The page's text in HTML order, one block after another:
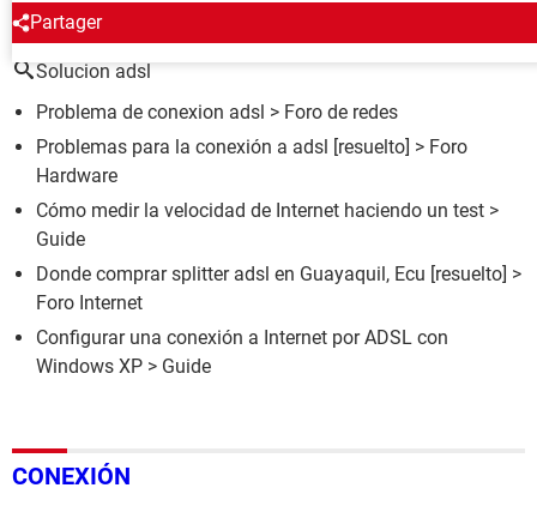
Partager
ALREDEDOR DEL MISMO TEMA
Solucion adsl
Problema de conexion adsl > Foro de redes
Problemas para la conexión a adsl [resuelto] > Foro
Hardware
Cómo medir la velocidad de Internet haciendo un test >
Guide
Donde comprar splitter adsl en Guayaquil, Ecu [resuelto] >
Foro Internet
Configurar una conexión a Internet por ADSL con
Windows XP > Guide
CONEXIÓN